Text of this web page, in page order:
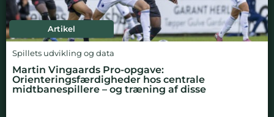
Artikel
Spillets udvikling og data
Martin Vingaards Pro-opgave:
Orienteringsfærdigheder hos centrale
midtbanespillere – og træning af disse